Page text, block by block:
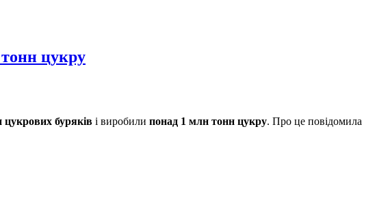
цукру
цукрових буряків і виробили понад 1 млн тонн цукру. Про це повідомила